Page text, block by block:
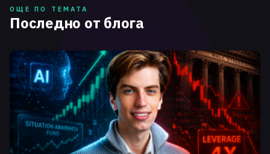
ОЩЕ ПО ТЕМАТА
Последно от блога